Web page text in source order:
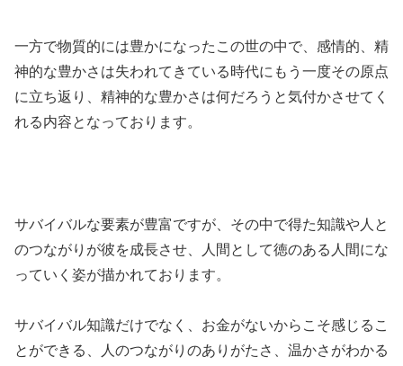
一方で物質的には豊かになったこの世の中で、感情的、精
神的な豊かさは失われてきている時代にもう一度その原点
に立ち返り、精神的な豊かさは何だろうと気付かさせてく
れる内容となっております。
サバイバルな要素が豊富ですが、その中で得た知識や人と
のつながりが彼を成長させ、人間として徳のある人間にな
っていく姿が描かれております。
サバイバル知識だけでなく、お金がないからこそ感じるこ
とができる、人のつながりのありがたさ、温かさがわかる